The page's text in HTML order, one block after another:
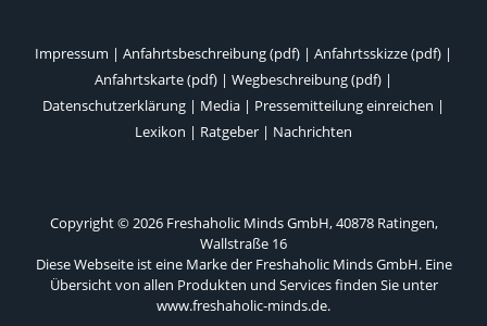
Impressum | Anfahrtsbeschreibung (pdf) | Anfahrtsskizze (pdf) |
Anfahrtskarte (pdf) | Wegbeschreibung (pdf) |
Datenschutzerklärung | Media | Pressemitteilung einreichen |
Lexikon | Ratgeber | Nachrichten
Copyright © 2026 Freshaholic Minds GmbH, 40878 Ratingen,
Wallstraße 16
Diese Webseite ist eine Marke der Freshaholic Minds GmbH. Eine
Übersicht von allen Produkten und Services finden Sie unter
www.freshaholic-minds.de.